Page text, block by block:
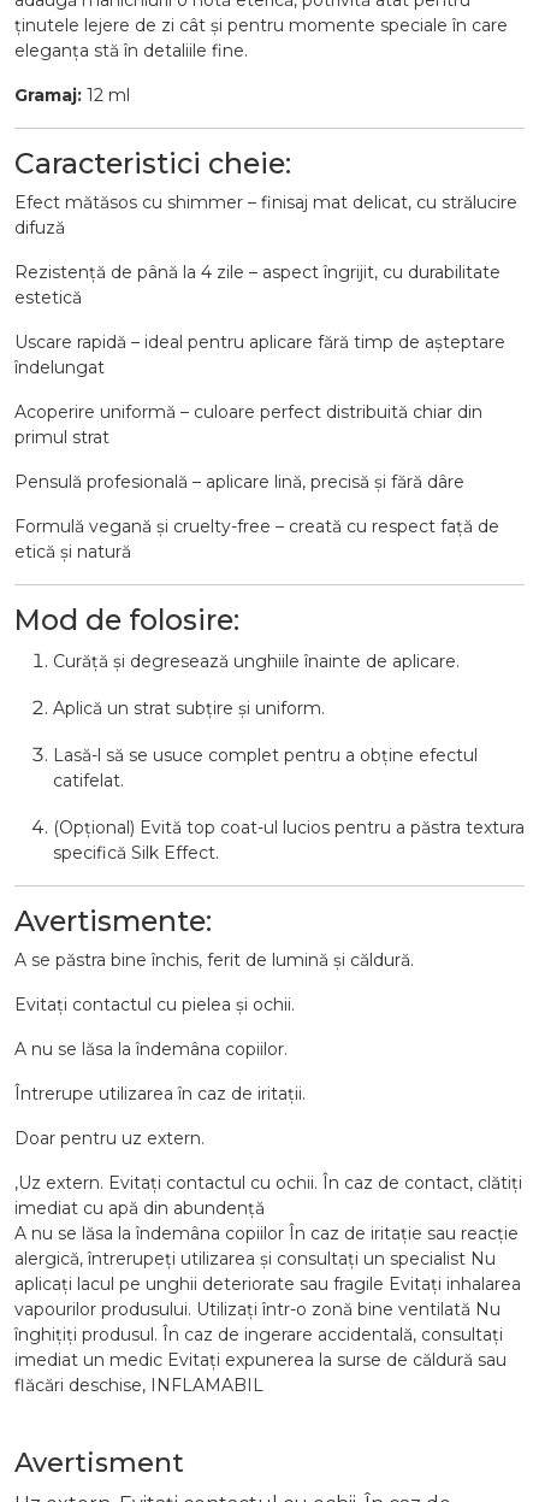
ținutele lejere de zi cât și pentru momente speciale în care
eleganța stă în detaliile fine.
Gramaj: 12 ml
Caracteristici cheie:
Efect mătăsos cu shimmer – finisaj mat delicat, cu strălucire
difuză
Rezistență de până la 4 zile – aspect îngrijit, cu durabilitate
estetică
Uscare rapidă – ideal pentru aplicare fără timp de așteptare
îndelungat
Acoperire uniformă – culoare perfect distribuită chiar din
primul strat
Pensulă profesională – aplicare lină, precisă și fără dâre
Formulă vegană și cruelty-free – creată cu respect față de
etică și natură
Mod de folosire:
Curăță și degresează unghiile înainte de aplicare.
Aplică un strat subțire și uniform.
Lasă-l să se usuce complet pentru a obține efectul
catifelat.
(Opțional) Evită top coat-ul lucios pentru a păstra textura
specifică Silk Effect.
Avertismente:
A se păstra bine închis, ferit de lumină și căldură.
Evitați contactul cu pielea și ochii.
A nu se lăsa la îndemâna copiilor.
Întrerupe utilizarea în caz de iritații.
Doar pentru uz extern.
,Uz extern. Evitați contactul cu ochii. În caz de contact, clătiți
imediat cu apă din abundență
A nu se lăsa la îndemâna copiilor În caz de iritație sau reacție
alergică, întrerupeți utilizarea și consultați un specialist Nu
aplicați lacul pe unghii deteriorate sau fragile Evitați inhalarea
vapourilor produsului. Utilizați într-o zonă bine ventilată Nu
înghițiți produsul. În caz de ingerare accidentală, consultați
imediat un medic Evitați expunerea la surse de căldură sau
flăcări deschise, INFLAMABIL
Avertisment